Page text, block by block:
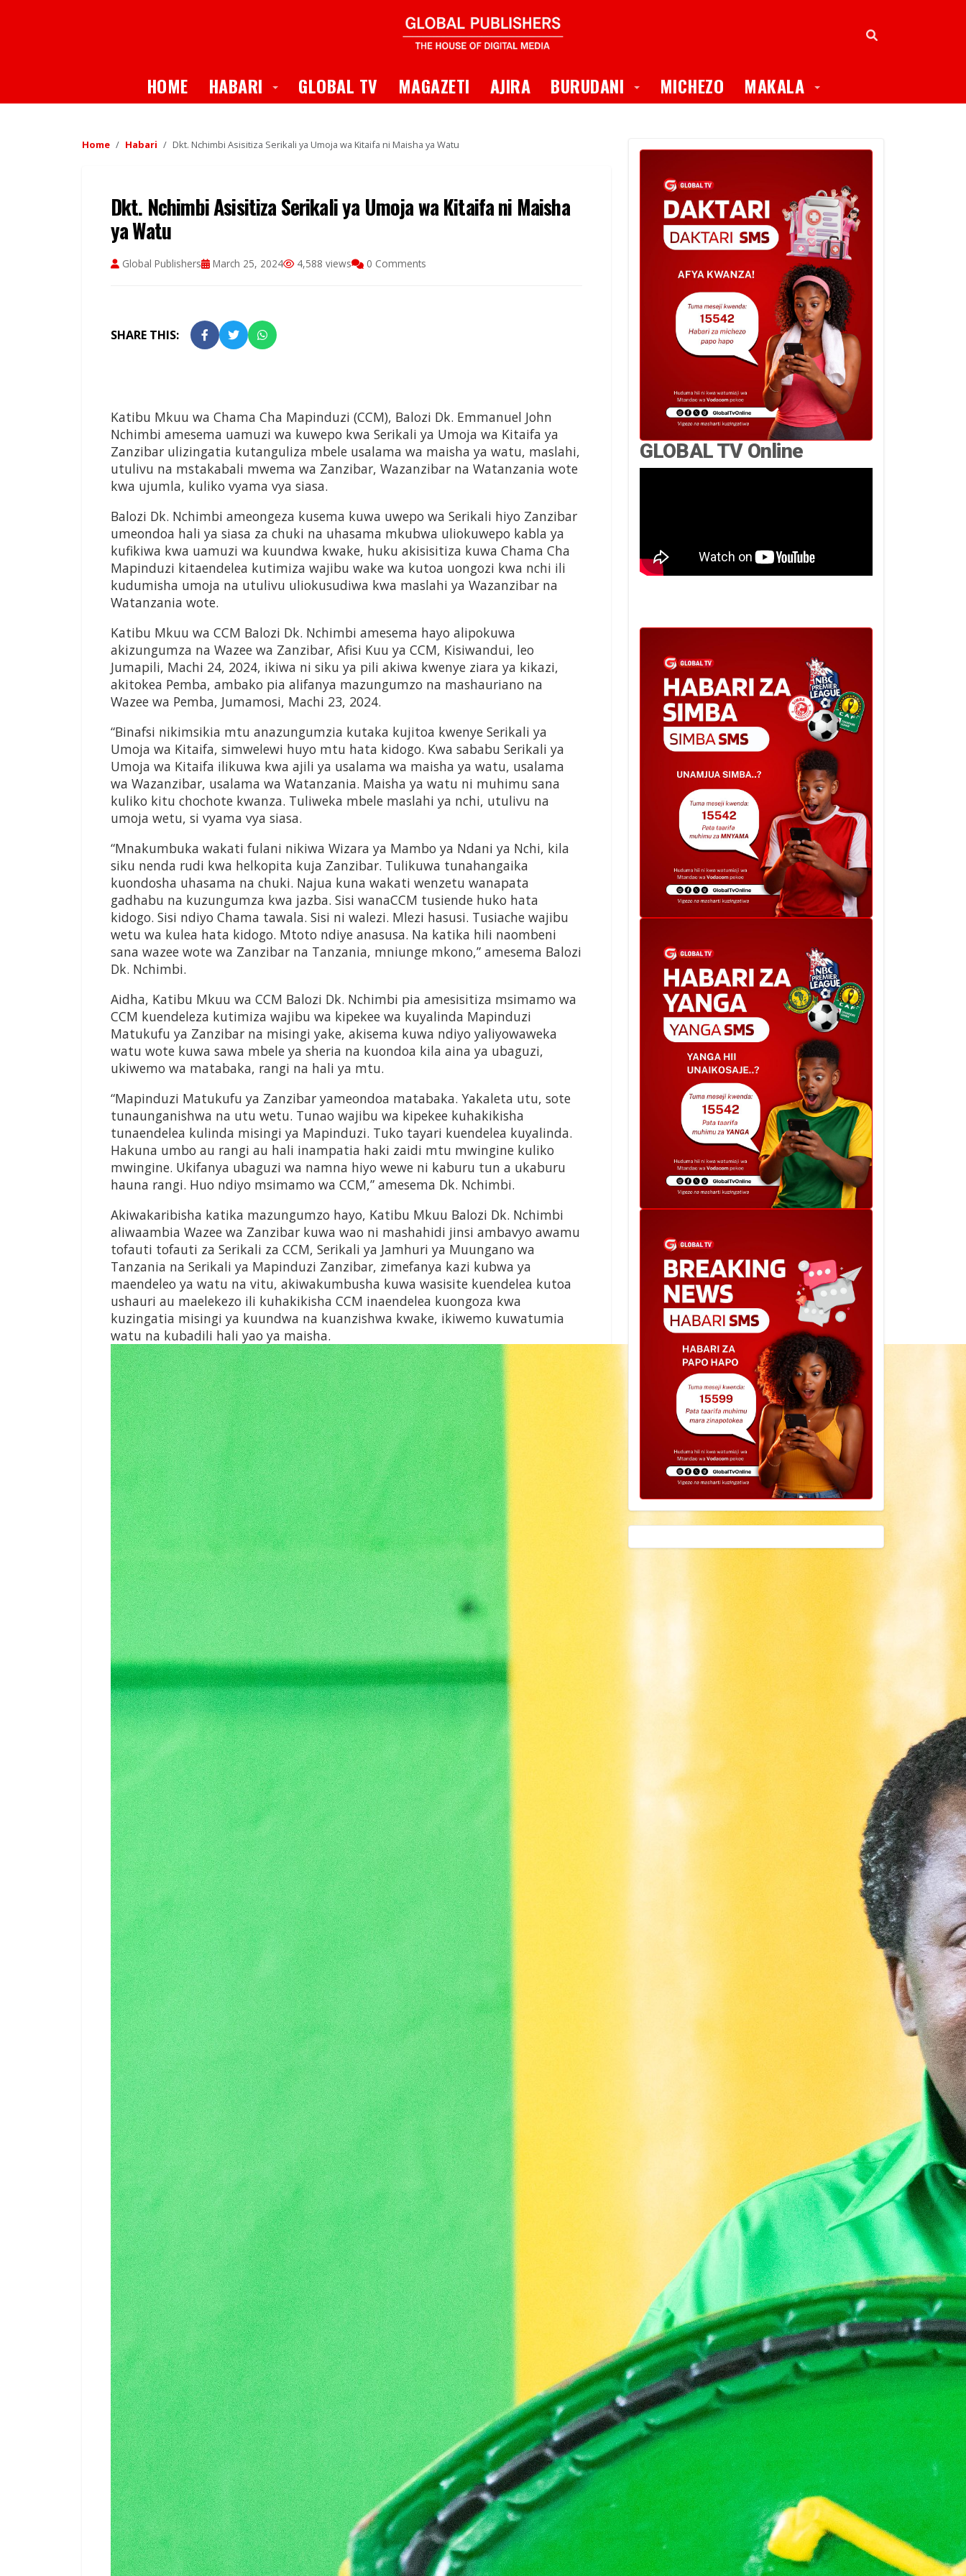
HOME HABARI Toggle Dropdown
GLOBAL TV MAGAZETI AJIRA BURUDANI Toggle Dropdown
MICHEZO MAKALA Toggle Dropdown
Home Habari Dkt. Nchimbi Asisitiza Serikali ya Umoja wa Kitaifa ni Maisha ya Watu
Dkt. Nchimbi Asisitiza Serikali ya Umoja wa Kitaifa ni Maisha
ya Watu
Global Publishers March 25, 2024 4,588 views 0 Comments
SHARE THIS:
Katibu Mkuu wa Chama Cha Mapinduzi (CCM), Balozi Dk. Emmanuel John
Nchimbi amesema uamuzi wa kuwepo kwa Serikali ya Umoja wa Kitaifa ya
Zanzibar ulizingatia kutanguliza mbele usalama wa maisha ya watu, maslahi,
utulivu na mstakabali mwema wa Zanzibar, Wazanzibar na Watanzania wote
kwa ujumla, kuliko vyama vya siasa.
Balozi Dk. Nchimbi ameongeza kusema kuwa uwepo wa Serikali hiyo Zanzibar
umeondoa hali ya siasa za chuki na uhasama mkubwa uliokuwepo kabla ya
kufikiwa kwa uamuzi wa kuundwa kwake, huku akisisitiza kuwa Chama Cha
Mapinduzi kitaendelea kutimiza wajibu wake wa kutoa uongozi kwa nchi ili
kudumisha umoja na utulivu uliokusudiwa kwa maslahi ya Wazanzibar na
Watanzania wote.
Katibu Mkuu wa CCM Balozi Dk. Nchimbi amesema hayo alipokuwa
akizungumza na Wazee wa Zanzibar, Afisi Kuu ya CCM, Kisiwandui, leo
Jumapili, Machi 24, 2024, ikiwa ni siku ya pili akiwa kwenye ziara ya kikazi,
akitokea Pemba, ambako pia alifanya mazungumzo na mashauriano na
Wazee wa Pemba, Jumamosi, Machi 23, 2024.
“Binafsi nikimsikia mtu anazungumzia kutaka kujitoa kwenye Serikali ya
Umoja wa Kitaifa, simwelewi huyo mtu hata kidogo. Kwa sababu Serikali ya
Umoja wa Kitaifa ilikuwa kwa ajili ya usalama wa maisha ya watu, usalama
wa Wazanzibar, usalama wa Watanzania. Maisha ya watu ni muhimu sana
kuliko kitu chochote kwanza. Tuliweka mbele maslahi ya nchi, utulivu na
umoja wetu, si vyama vya siasa.
“Mnakumbuka wakati fulani nikiwa Wizara ya Mambo ya Ndani ya Nchi, kila
siku nenda rudi kwa helkopita kuja Zanzibar. Tulikuwa tunahangaika
kuondosha uhasama na chuki. Najua kuna wakati wenzetu wanapata
gadhabu na kuzungumza kwa jazba. Sisi wanaCCM tusiende huko hata
kidogo. Sisi ndiyo Chama tawala. Sisi ni walezi. Mlezi hasusi. Tusiache wajibu
wetu wa kulea hata kidogo. Mtoto ndiye anasusa. Na katika hili naombeni
sana wazee wote wa Zanzibar na Tanzania, mniunge mkono,” amesema Balozi
Dk. Nchimbi.
Aidha, Katibu Mkuu wa CCM Balozi Dk. Nchimbi pia amesisitiza msimamo wa
CCM kuendeleza kutimiza wajibu wa kipekee wa kuyalinda Mapinduzi
Matukufu ya Zanzibar na misingi yake, akisema kuwa ndiyo yaliyowaweka
watu wote kuwa sawa mbele ya sheria na kuondoa kila aina ya ubaguzi,
ukiwemo wa matabaka, rangi na hali ya mtu.
“Mapinduzi Matukufu ya Zanzibar yameondoa matabaka. Yakaleta utu, sote
tunaunganishwa na utu wetu. Tunao wajibu wa kipekee kuhakikisha
tunaendelea kulinda misingi ya Mapinduzi. Tuko tayari kuendelea kuyalinda.
Hakuna umbo au rangi au hali inampatia haki zaidi mtu mwingine kuliko
mwingine. Ukifanya ubaguzi wa namna hiyo wewe ni kaburu tun a ukaburu
hauna rangi. Huo ndiyo msimamo wa CCM,” amesema Dk. Nchimbi.
Akiwakaribisha katika mazungumzo hayo, Katibu Mkuu Balozi Dk. Nchimbi
aliwaambia Wazee wa Zanzibar kuwa wao ni mashahidi jinsi ambavyo awamu
tofauti tofauti za Serikali za CCM, Serikali ya Jamhuri ya Muungano wa
Tanzania na Serikali ya Mapinduzi Zanzibar, zimefanya kazi kubwa ya
maendeleo ya watu na vitu, akiwakumbusha kuwa wasisite kuendelea kutoa
ushauri au maelekezo ili kuhakikisha CCM inaendelea kuongoza kwa
kuzingatia misingi ya kuundwa na kuanzishwa kwake, ikiwemo kuwatumia
watu na kubadili hali yao ya maisha.
GLOBAL TV Online